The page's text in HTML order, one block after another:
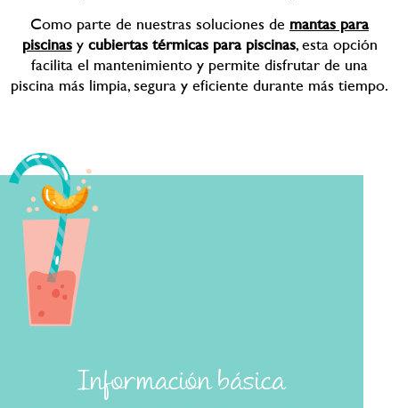
Como parte de nuestras soluciones de mantas para
piscinasy cubiertas térmicas para piscinas, esta opción
facilita el mantenimiento y permite disfrutar de una
piscina más limpia, segura y eficiente durante más tiempo.
Información básica